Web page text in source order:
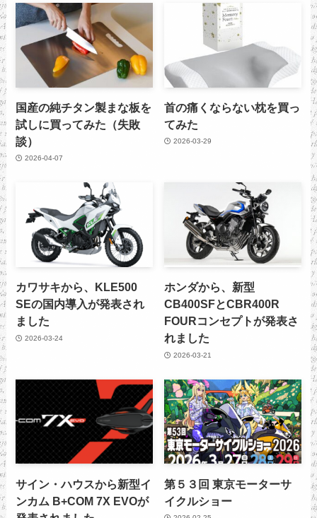
国産の純チタン製まな板を
試しに買ってみた（失敗
談）
2026-04-07
首の痛くならない枕を買っ
てみた
2026-03-29
カワサキから、KLE500
SEの国内導入が発表され
ました
2026-03-24
ホンダから、新型
CB400SFとCBR400R
FOURコンセプトが発表さ
れました
2026-03-21
サイン・ハウスから新型イ
ンカム B+COM 7X EVOが
第５３回 東京モーターサ
イクルショー